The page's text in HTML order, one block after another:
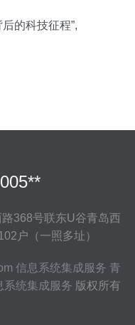
的科技征程”,
368号联东U谷青岛西
户（一照多址）
信息系统集成服务 青
系统集成服务 版权所有